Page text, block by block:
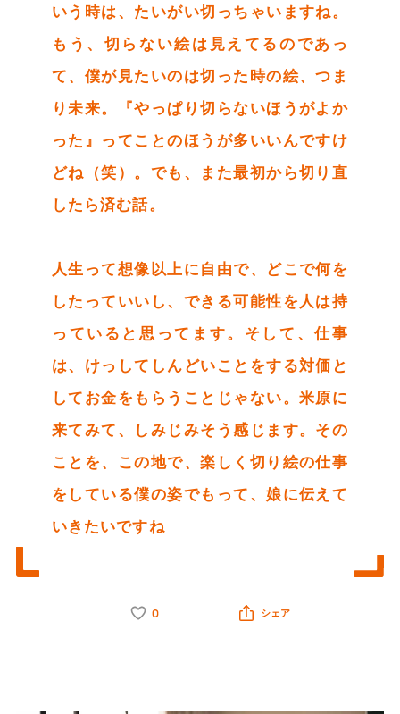
いう時は、たいがい切っちゃいますね。
もう、切らない絵は見えてるのであっ
て、僕が見たいのは切った時の絵、つま
り未来。『やっぱり切らないほうがよか
った』ってことのほうが多いいんですけ
どね（笑）。でも、また最初から切り直
したら済む話。
人生って想像以上に自由で、どこで何を
したっていいし、できる可能性を人は持
っていると思ってます。そして、仕事
は、けっしてしんどいことをする対価と
してお金をもらうことじゃない。米原に
来てみて、しみじみそう感じます。その
ことを、この地で、楽しく切り絵の仕事
をしている僕の姿でもって、娘に伝えて
いきたいですね
0 シェア